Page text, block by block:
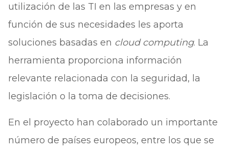
utilización de las TI en las empresas y en
función de sus necesidades les aporta
soluciones basadas en cloud computing. La
herramienta proporciona información
relevante relacionada con la seguridad, la
legislación o la toma de decisiones.
En el proyecto han colaborado un importante
número de países europeos, entre los que se